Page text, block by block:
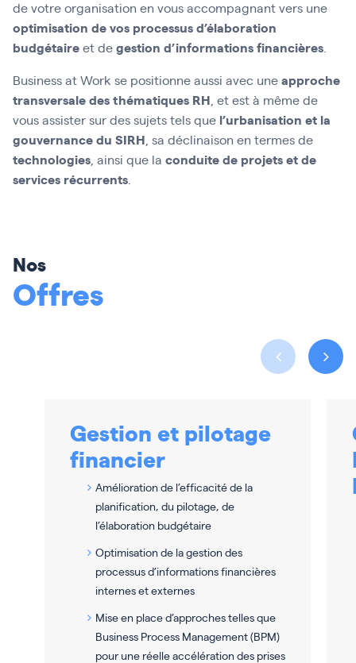
de votre organisation en vous accompagnant vers une
optimisation de vos processus d’élaboration
budgétaireet degestion d’informations financières
Business at Work se positionne aussi avec uneapproche
transversale des thématiques RH , et est à même de
vous assister sur des sujets tels que l’urbanisation et la
gouvernance du SIRH , sa déclinaison en termes de
technologies , ainsi que la conduite de projets et de
services récurrents
Nos
Offres
Gestion et pilotage
financier
Amélioration de l’efficacité de la
planification, du pilotage, de
l’élaboration budgétaire
Optimisation de la gestion des
processus d’informations financières
internes et externes
Mise en place d’approches telles que
Business Process Management (BPM)
pour une réelle accélération des prises